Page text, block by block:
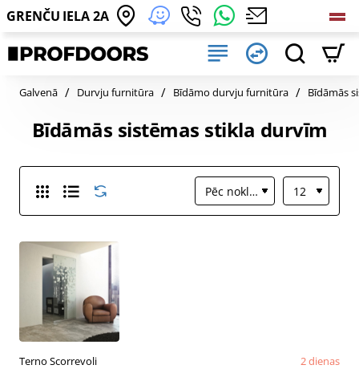
GRENČU IELA 2A
Bīdāmās sistēmas stikla durvīm
Galvenā homeDurvju furnitūra Bīdāmo durvju furnitūra Bīdāmās
Terno Scorrevoli 2 dienas